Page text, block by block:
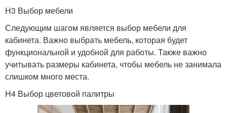
H3 Выбор мебели
Следующим шагом является выбор мебели для
кабинета. Важно выбрать мебель, которая будет
функциональной и удобной для работы. Также важно
учитывать размеры кабинета, чтобы мебель не занимала
слишком много места.
H4 Выбор цветовой палитры